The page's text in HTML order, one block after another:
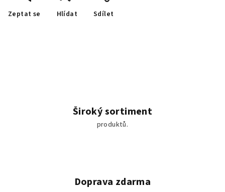
Zeptat se Hlídat Sdílet
Široký sortiment
produktů.
Doprava zdarma